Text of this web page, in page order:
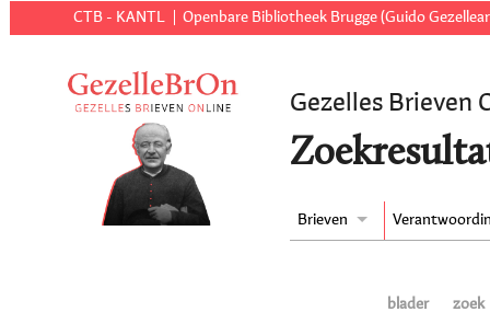
CTB - KANTL Openbare Bibliotheek Brugge (Guido
Gezelles Brieven
Brieven
blader zoek